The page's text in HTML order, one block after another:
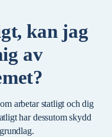
kan jag
av
arbetar statligt och dig
har dessutom skydd